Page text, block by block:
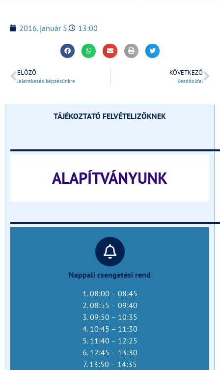
2016. január 5. 13:00
ELŐZŐ
Jelentkezés képzésünkre
KÖVETKEZŐ
Kezdőoldal
TÁJÉKOZTATÓ FELVÉTELIZŐKNEK
ALAPÍTVÁNYUNK
Nappali csengetési rend
1. 08:00 – 08:45
2. 08:55 – 09:40
3. 09:50 – 10:35
4. 10:45 – 11:30
5. 11:40 – 12:25
6. 12:45 – 13:30
7. 13:50 – 14:35